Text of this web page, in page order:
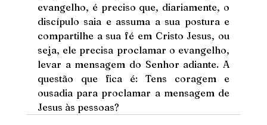
evangelho, é preciso que, diariamente, o
discípulo saia e assuma a sua postura e
compartilhe a sua fé em Cristo Jesus, ou
seja, ele precisa proclamar o evangelho,
levar a mensagem do Senhor adiante. A
questão que fica é: Tens coragem e
ousadia para proclamar a mensagem de
Jesus às pessoas?